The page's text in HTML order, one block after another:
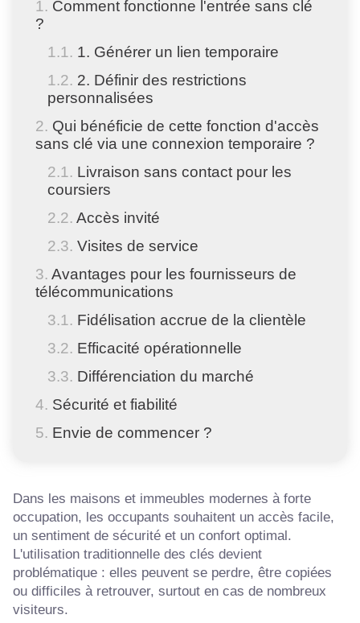
Comment fonctionne l'entrée sans clé
?
1. Générer un lien temporaire
2. Définir des restrictions
personnalisées
Qui bénéficie de cette fonction d'accès
sans clé via une connexion temporaire ?
Livraison sans contact pour les
coursiers
Accès invité
Visites de service
Avantages pour les fournisseurs de
télécommunications
Fidélisation accrue de la clientèle
Efficacité opérationnelle
Différenciation du marché
Sécurité et fiabilité
Envie de commencer ?
Dans les maisons et immeubles modernes à forte
occupation, les occupants souhaitent un accès facile,
un sentiment de sécurité et un confort optimal.
L'utilisation traditionnelle des clés devient
problématique : elles peuvent se perdre, être copiées
ou difficiles à retrouver, surtout en cas de nombreux
visiteurs.